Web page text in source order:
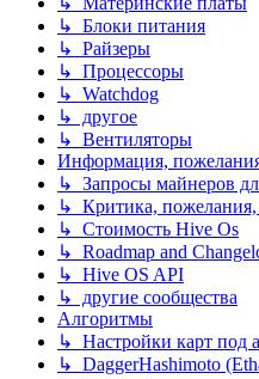
↳ Блоки питания
↳ Райзеры
↳ Процессоры
↳ Watchdog
↳ другое
↳ Вентиляторы
Информация,
↳ Запросы майнеров
↳ Критика,
↳ Стоимость Hive Os
↳ Roadmap and
↳ Hive OS API
↳ другие сообщества
Алгоритмы
↳ Настройки карт под
↳ DaggerHashimoto